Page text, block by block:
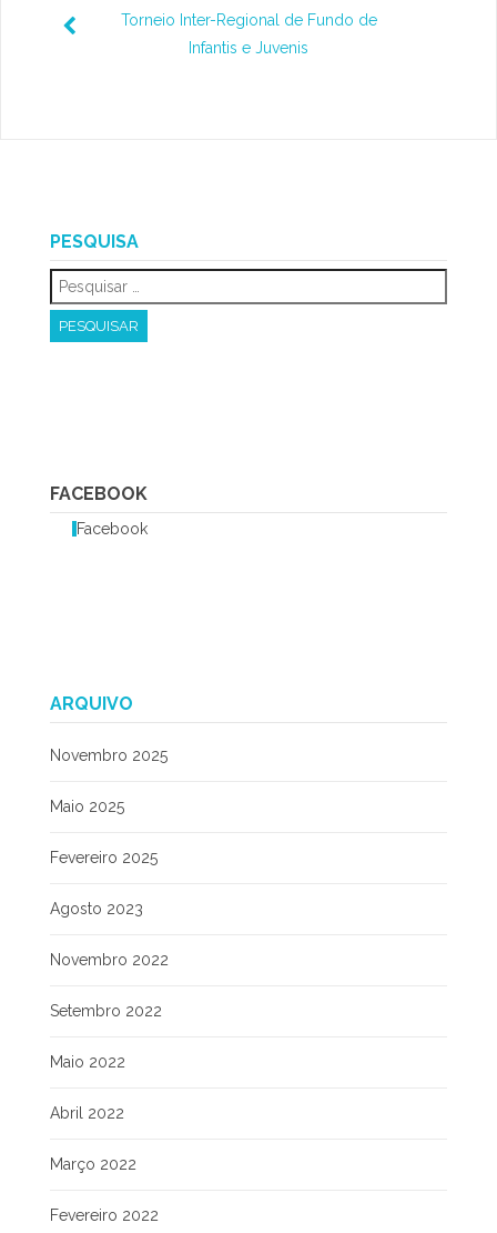
Torneio Inter-Regional de Fundo de
Infantis e Juvenis
PESQUISA
FACEBOOK
Facebook
ARQUIVO
Novembro 2025
Maio 2025
Fevereiro 2025
Agosto 2023
Novembro 2022
Setembro 2022
Maio 2022
Abril 2022
Março 2022
Fevereiro 2022